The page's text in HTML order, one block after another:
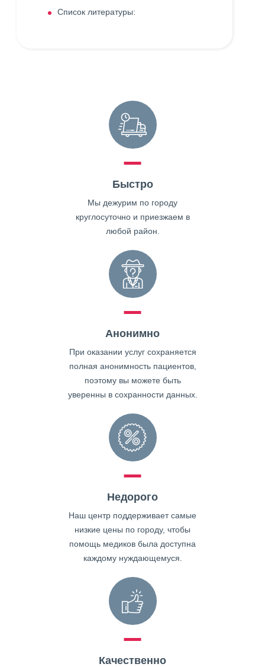
Список литературы:
Быстро
Мы дежурим по городу
круглосуточно и приезжаем в
любой район.
Анонимно
При оказании услуг сохраняется
полная анонимность пациентов,
поэтому вы можете быть
уверенны в сохранности данных.
Недорого
Наш центр поддерживает самые
низкие цены по городу, чтобы
помощь медиков была доступна
каждому нуждающемуся.
Качественно